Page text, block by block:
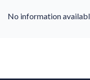
No information